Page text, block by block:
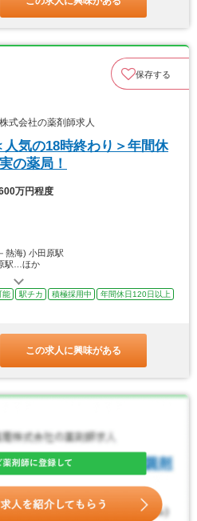
保存する
式会社の薬剤師求人
人気の18時終わり＞年間休
の薬局！
万円程度
熱海) 小田原駅
駅…ほか
能 駅チカ 積極採用中
年間休日120日以上
この求人に興味がある